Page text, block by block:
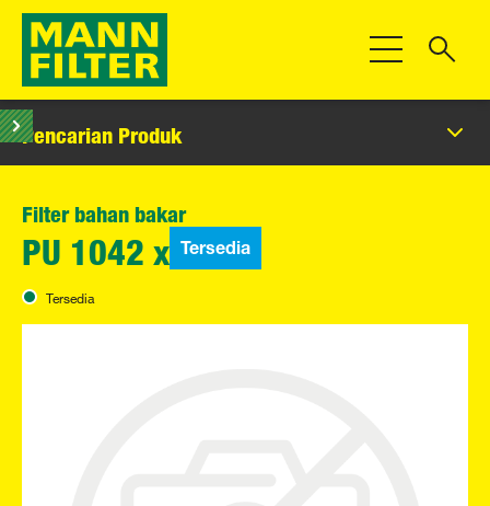
Beralih
Pencarian Produk
Filter bahan bakar
PU 1042 x Tersedia
Tersedia